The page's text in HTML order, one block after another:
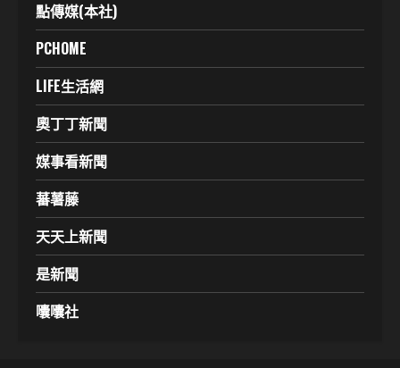
點傳媒(本社)
PCHOME
LIFE生活網
奧丁丁新聞
媒事看新聞
蕃薯藤
天天上新聞
是新聞
囔囔社